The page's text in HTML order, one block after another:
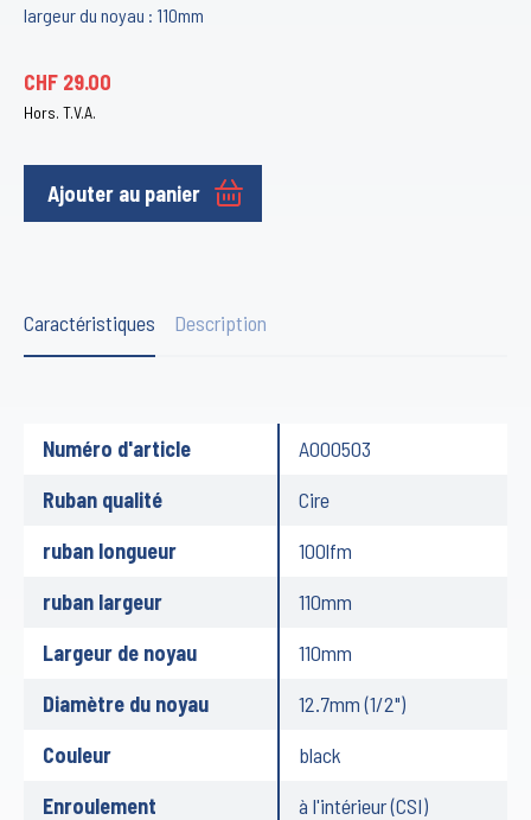
largeur du noyau : 110mm
CHF 29.00
Hors. T.V.A.
Ajouter au panier
Caractéristiques Description
Numéro d'article
A000503
Ruban qualité
Cire
ruban longueur
100lfm
ruban largeur
110mm
Largeur de noyau
110mm
Diamètre du noyau
12.7mm (1/2")
Couleur
black
Enroulement
à l'intérieur (CSI)